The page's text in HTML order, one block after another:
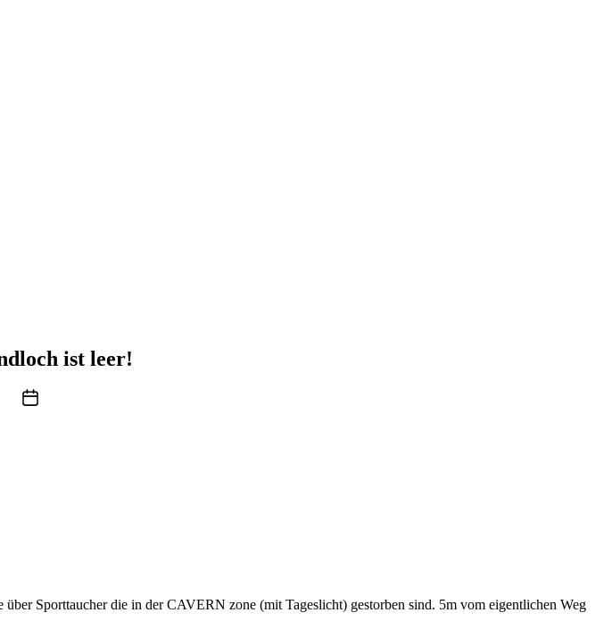
ist leer!
Beitragsdatum
Sporttaucher die in der CAVERN zone (mit Tageslicht) gestorben sind. 5m vom eigentlichen Weg